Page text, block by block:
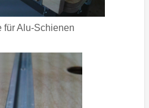
für Alu-Schienen